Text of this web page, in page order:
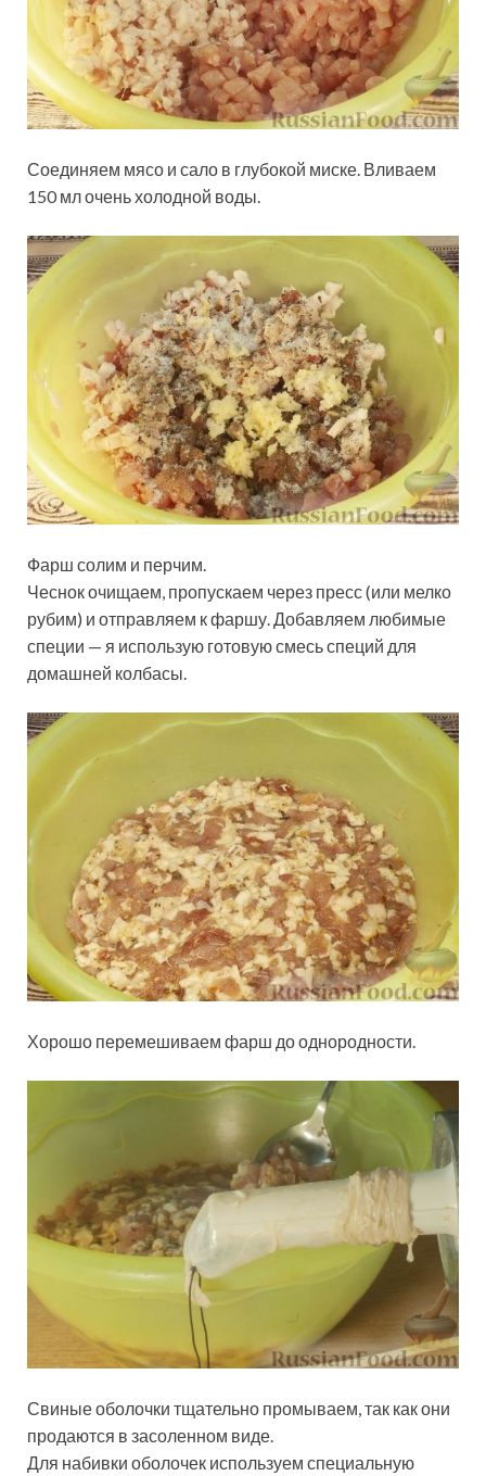
Соединяем мясо и сало в глубокой миске. Вливаем
150 мл очень холодной воды.
Фарш солим и перчим.
Чеснок очищаем, пропускаем через пресс (или мелко
рубим) и отправляем к фаршу. Добавляем любимые
специи — я использую готовую смесь специй для
домашней колбасы.
Хорошо перемешиваем фарш до однородности.
Свиные оболочки тщательно промываем, так как они
продаются в засоленном виде.
Для набивки оболочек используем специальную